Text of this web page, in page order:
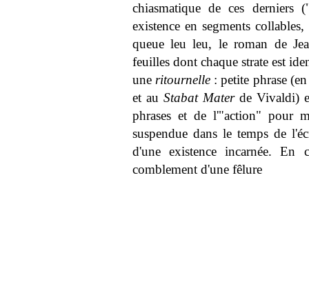
chiasmatique de ces derniers
existence en segments
queue leu leu, le roman de
feuilles dont chaque strate est
une ritournelle: petite phrase
et au Stabat Materde Vivaldi)
phrases et de l'"action" pour
suspendue dans le temps de
d'une existence incarnée. En
comblement d'une fêlure